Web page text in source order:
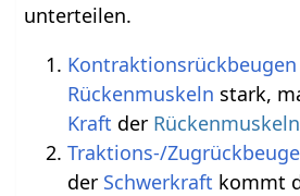
unterteilen.
Kontraktionsrückbeugen
Rückenmuskeln stark,
Kraft der Rückenmuskeln
Traktions-/
der Schwerkraft kommt